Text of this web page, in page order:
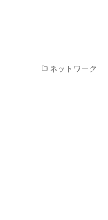
ネットワーク